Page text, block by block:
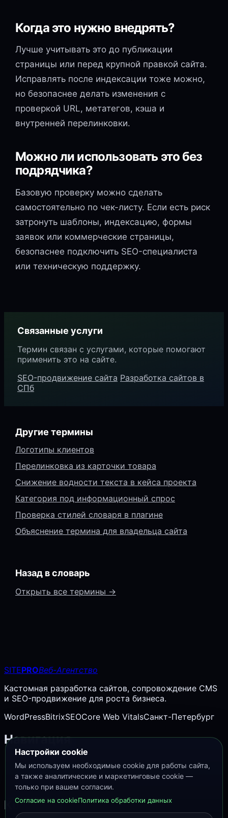
Когда это нужно внедрять?
Лучше учитывать это до публикации
страницы или перед крупной правкой сайта.
Исправлять после индексации тоже можно,
но безопаснее делать изменения с
проверкой URL, метатегов, кэша и
внутренней перелинковки.
Можно ли использовать это без
подрядчика?
Базовую проверку можно сделать
самостоятельно по чек-листу. Если есть риск
затронуть шаблоны, индексацию, формы
заявок или коммерческие страницы,
безопаснее подключить SEO-специалиста
или техническую поддержку.
Связанные услуги
Термин связан с услугами, которые помогают
применить это на сайте.
SEO-продвижение сайта Разработка сайтов в
СПб
Другие термины
Логотипы клиентов
Перелинковка из карточки товара
Снижение водности текста в кейса проекта
Категория под информационный спрос
Проверка стилей словаря в плагине
Объяснение термина для владельца сайта
Назад в словарь
Открыть все термины →
SITEPROВеб-Агентство
Кастомная разработка сайтов, сопровождение CMS
и SEO-продвижение для роста бизнеса.
WordPressBitrixSEOCore Web VitalsСанкт-Петербург
Навигация
SEO словарь
Кейсы
Контакты
Настройки cookie
Мы используем необходимые cookie для работы сайта,
а также аналитические и маркетинговые cookie —
только при вашем согласии.
Согласие на cookieПолитика обработки данных